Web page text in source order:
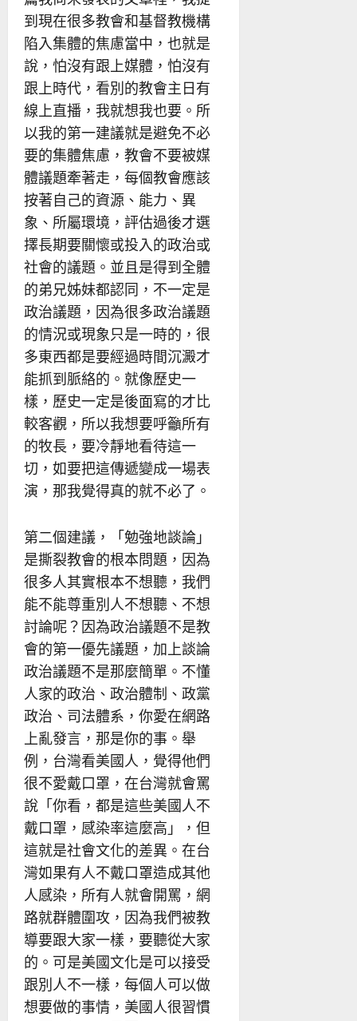
到現在很多教會和基督教機構
陷入集體的焦慮當中，也就是
說，怕沒有跟上媒體，怕沒有
跟上時代，看別的教會主日有
線上直播，我就想我也要。所
以我的第一建議就是避免不必
要的集體焦慮，教會不要被媒
體議題牽著走，每個教會應該
按著自己的資源、能力、異
象、所屬環境，評估過後才選
擇長期要關懷或投入的政治或
社會的議題。並且是得到全體
的弟兄姊妹都認同，不一定是
政治議題，因為很多政治議題
的情況或現象只是一時的，很
多東西都是要經過時間沉澱才
能抓到脈絡的。就像歷史一
樣，歷史一定是後面寫的才比
較客觀，所以我想要呼籲所有
的牧長，要冷靜地看待這一
切，如要把這傳遞變成一場表
演，那我覺得真的就不必了。
第二個建議，「勉強地談論」
是撕裂教會的根本問題，因為
很多人其實根本不想聽，我們
能不能尊重別人不想聽、不想
討論呢？因為政治議題不是教
會的第一優先議題，加上談論
政治議題不是那麼簡單。不懂
人家的政治、政治體制、政黨
政治、司法體系，你愛在網路
上亂發言，那是你的事。舉
例，台灣看美國人，覺得他們
很不愛戴口罩，在台灣就會罵
說「你看，都是這些美國人不
戴口罩，感染率這麼高」，但
這就是社會文化的差異。在台
灣如果有人不戴口罩造成其他
人感染，所有人就會開罵，網
路就群體圍攻，因為我們被教
導要跟大家一樣，要聽從大家
的。可是美國文化是可以接受
跟別人不一樣，每個人可以做
想要做的事情，美國人很習慣